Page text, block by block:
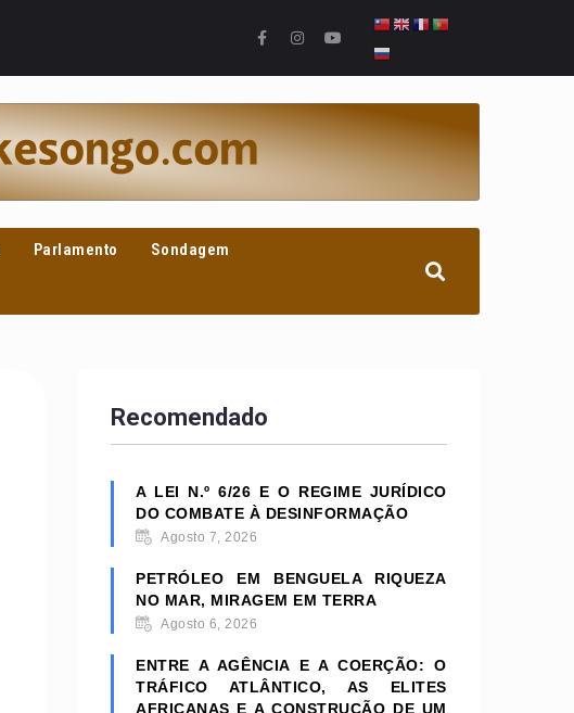
Parlamento Sondagem
Recomendado
A LEI N.º 6/26 E O REGIME JURÍDICO
DO COMBATE À DESINFORMAÇÃO
Agosto 7, 2026
PETRÓLEO EM BENGUELA RIQUEZA
NO MAR, MIRAGEM EM TERRA
Agosto 6, 2026
ENTRE A AGÊNCIA E A COERÇÃO: O
TRÁFICO ATLÂNTICO, AS ELITES
AFRICANAS E A CONSTRUÇÃO DE UM